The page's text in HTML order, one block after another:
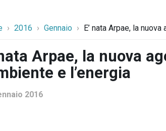
2016 Gennaio E’ nata Arpae, la
nata Arpae, la nuova
e l’energia
2016